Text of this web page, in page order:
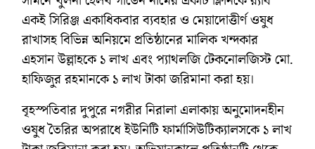
একই সিরিঞ্জ একাধিকবার ব্যবহার ও মেয়াদোত্তীর্ণ ওষুধ
রাখাসহ বিভিন্ন অনিয়মে প্রতিষ্ঠানের মালিক খন্দকার
এহসান উল্লাহকে ১ লাখ এবং প্যাথলজি টেকনোলজিস্ট মো.
হাফিজুর রহমানকে ১ লাখ টাকা জরিমানা করা হয়।
বৃহস্পতিবার দুপুরে নগরীর নিরালা এলাকায় অনুমোদনহীন
ওষুধ তৈরির অপরাধে ইউনিটি ফার্মাসিউটিক্যালসকে ১ লাখ